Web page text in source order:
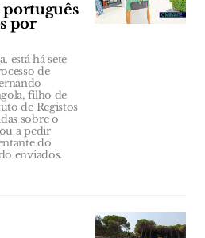
por
está há sete
de
filho de
de Registos
sobre o
a pedir
do
enviados.